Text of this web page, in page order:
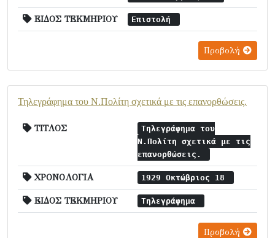
ΕΙΔΟΣ ΤΕΚΜΗΡΙΟΥ Επιστολή
Προβολή
Τηλεγράφημα του Ν.Πολίτη σχετικά με τις επανορθώσεις.
ΤΙΤΛΟΣ
Τηλεγράφημα του
Ν.Πολίτη σχετικά με τις
επανορθώσεις.
ΧΡΟΝΟΛΟΓΙΑ 1929 Οκτώβριος 18
ΕΙΔΟΣ ΤΕΚΜΗΡΙΟΥ Τηλεγράφημα
Προβολή